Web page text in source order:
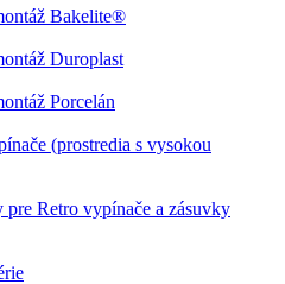
Bakelite®
Duroplast
Porcelán
(prostredia s vysokou
pre Retro vypínače a zásuvky